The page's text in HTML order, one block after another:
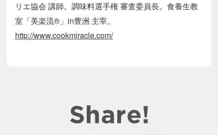
リエ協会 講師。調味料選手権 審査委員長。食養生教
室「美楽流®︎」in豊洲 主宰。
http://www.cookmiracle.com/